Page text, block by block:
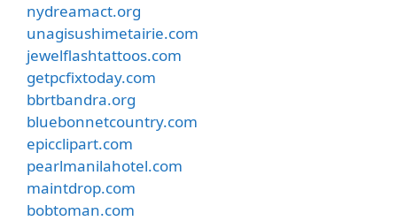
nydreamact.org
unagisushimetairie.com
jewelflashtattoos.com
getpcfixtoday.com
bbrtbandra.org
bluebonnetcountry.com
epicclipart.com
pearlmanilahotel.com
maintdrop.com
bobtoman.com